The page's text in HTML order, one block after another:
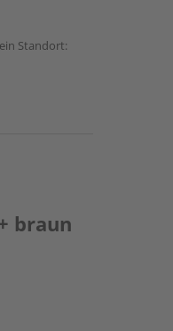
Standort:
braun